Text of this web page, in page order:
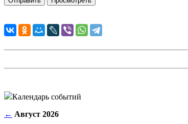
Календарь событий
← Август 2026